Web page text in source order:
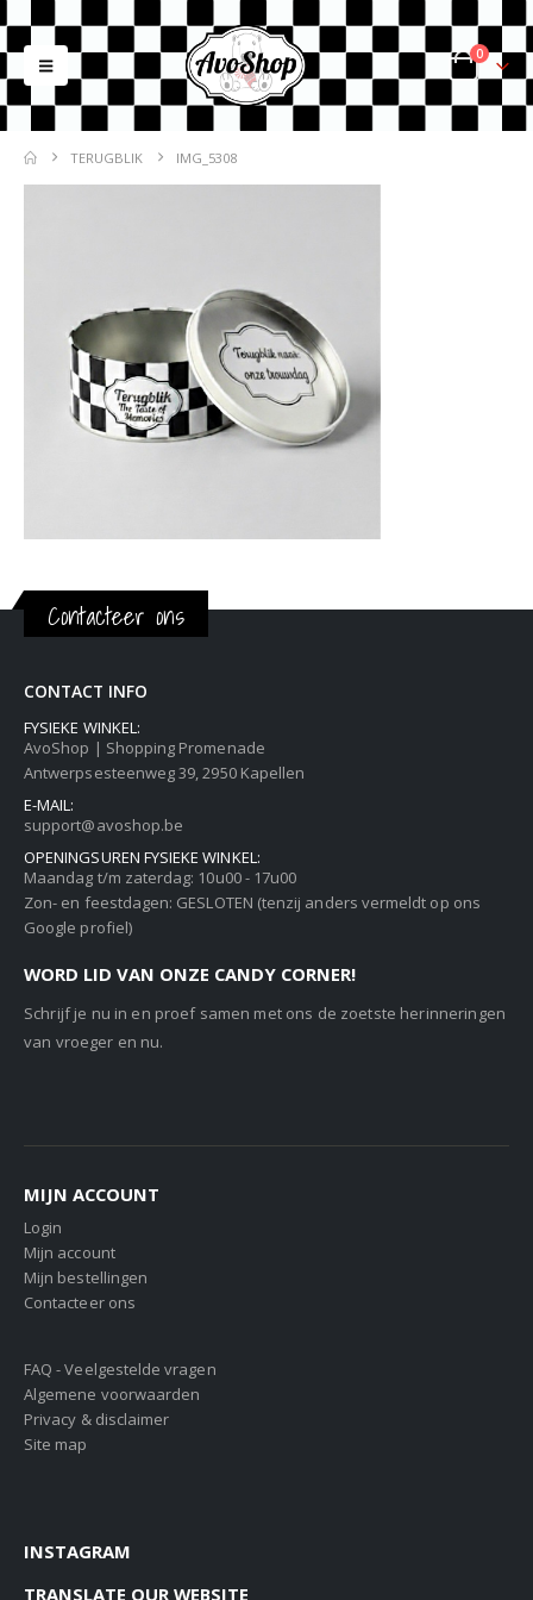
0
TERUGBLIK IMG_5308
Contacteer ons
CONTACT INFO
FYSIEKE WINKEL:
AvoShop | Shopping Promenade
Antwerpsesteenweg 39, 2950 Kapellen
E-MAIL:
support@avoshop.be
OPENINGSUREN FYSIEKE WINKEL:
Maandag t/m zaterdag: 10u00 - 17u00
Zon- en feestdagen: GESLOTEN (tenzij anders vermeldt op ons
Google profiel)
WORD LID VAN ONZE CANDY CORNER!
Schrijf je nu in en proef samen met ons de zoetste herinneringen
van vroeger en nu.
MIJN ACCOUNT
Login
Mijn account
Mijn bestellingen
Contacteer ons
FAQ - Veelgestelde vragen
Algemene voorwaarden
Privacy & disclaimer
Site map
INSTAGRAM
TRANSLATE OUR WEBSITE